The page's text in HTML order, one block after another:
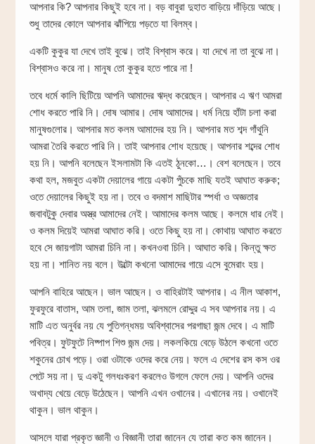
আপনার কি? আপনার কিছুই হবে না। বড় বাবুরা দুহাত বাড়িয়ে দাঁড়িয়ে আছে।
শুধু তাদের কোলে আপনার ঝাঁপিয়ে পড়তে যা বিলম্ব।
একটি কুকুর যা দেখে তাই বুঝে। তাই বিশ্বাস করে। যা দেখে না তা বুঝে না।
বিশ্বাসও করে না। মানুষ তো কুকুর হতে পারে না !
তবে ধর্মে কালি ছিটিয়ে আপনি আমাদের ঋদ্ধ করেছেন। আপনার এ ঋণ আমরা
শোধ করতে পারি নি। দোষ আমার। দোষ আমাদের। ধর্ম নিয়ে হাঁটা চলা করা
মানুষগুলোর। আপনার মত কলম আমাদের হয় নি। আপনার মত শব্দ গাঁথুনি
আমরা তৈরি করতে পারি নি। তাই আপনার শোধ হয়েছে। আপনার শব্দের শোধ
হয় নি। আপনি বলেছেন ইসলামটা কি এতই ঠুনকো…। বেশ বলেছেন। তবে
কথা হল, মজবুত একটা দেয়ালের গায়ে একটা পুঁচকে মাছি যতই আঘাত করুক;
ওতে দেয়ালের কিছুই হয় না। তবে ও বদমাশ মাছিটার স্পর্ধা ও অজ্ঞতার
জবাবটুকু দেবার অস্ত্র আমাদের নেই। আমাদের কলম আছে। কলমে ধার নেই।
ও কলম দিয়েই আমরা আঘাত করি। ওতে কিছু হয় না। কোথায় আঘাত করতে
হবে সে জায়গাটা আমরা চিনি না। কখনওবা চিনি। আঘাত করি। কিন্তু ক্ষত
হয় না। শানিত নয় বলে। উল্টো কখনো আমাদের গায়ে এসে বুমেরাং হয়।
আপনি বাহিরে আছেন। ভাল আছেন। ও বাহিরটাই আপনার। এ নীল আকাশ,
ফুরফুরে বাতাস, আম তলা, জাম তলা, ঝলমলে রোদ্দুর এ সব আপনার নয়। এ
মাটি এত অনুর্বর নয় যে পুতিগন্ধময় অবিশ্বাসের পরগাছা জন্ম দেবে। এ মাটি
পবিত্র। ফুটফুটে নিষ্পাপ শিশু জন্ম দেয়। লকলকিয়ে বেড়ে উঠলে কখনো ওতে
শকুনের চোখ পড়ে। ওরা ওটাকে ওদের করে নেয়। ফলে এ দেশের রস কস ওর
পেটে সয় না। দু একটু গলধঃকরণ করলেও উগলে ফেলে দেয়। আপনি ওদের
অখাদ্য খেয়ে বেড়ে উঠেছেন। আপনি এখন ওখানের। এখানের নয়। ওখানেই
থাকুন। ভাল থাকুন।
আসলে যারা প্রকৃত জ্ঞানী ও বিজ্ঞানী তারা জানেন যে তারা কত কম জানেন।